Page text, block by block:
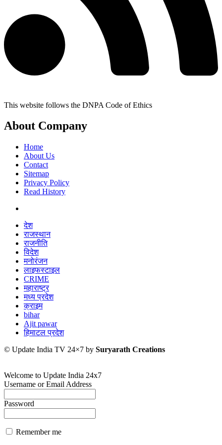
This website follows the DNPA Code of Ethics
About Company
Home
About Us
Contact
Sitemap
Privacy Policy
Read History
देश
राजस्थान
राजनीति
विदेश
मनोरंजन
लाइफस्टाइल
CRIME
महाराष्ट्र
मध्य प्रदेश
क्राइम
bihar
Ajit pawar
हिमाटल प्रदेश
© Update India TV 24×7 by Suryarath Creations
Welcome to Update India 24x7
Username or Email Address
Password
Remember me